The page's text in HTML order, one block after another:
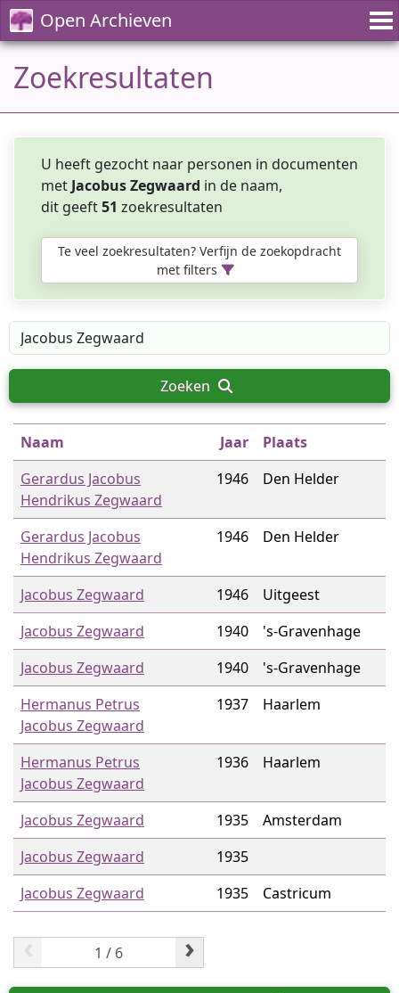
Open Archieven
Zoekresultaten
U heeft gezocht naar personen in documenten
met Jacobus Zegwaard in de naam,
dit geeft51 zoekresultaten
Te veel zoekresultaten? Verfijn de zoekopdracht
met filters
Zoeken
Naam Jaar
Plaats
Gerardus Jacobus
Hendrikus Zegwaard
1946 Den Helder
Gerardus Jacobus
Hendrikus Zegwaard
1946 Den Helder
Jacobus Zegwaard 1946
Uitgeest
Jacobus Zegwaard
1940
's-Gravenhage
Jacobus Zegwaard
1940
's-Gravenhage
Hermanus Petrus
Jacobus Zegwaard
1937 Haarlem
Hermanus Petrus
Jacobus Zegwaard
1936 Haarlem
Jacobus Zegwaard 1935
Amsterdam
Jacobus Zegwaard
1935
Jacobus Zegwaard
1935 Castricum
‹ ›